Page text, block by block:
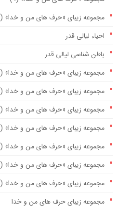
مجموعه زیبای «حرف های من و خدا» (8)
احیاء لیالی قدر
باطن شناسی لیالی قدر
مجموعه زیبای «حرف های من و خدا» (7)
مجموعه زیبای «حرف های من و خدا» (6)
مجموعه زیبای «حرف های من و خدا» (5)
مجموعه زیبای «حرف های من و خدا» (4)
مجموعه زیبای «حرف های من و خدا» (3)
مجموعه زیبای «حرف های من و خدا» (2)
مجموعه زیبای «حرف های من و خدا» (1)
مجموعه زیبای حرف های من و خدا